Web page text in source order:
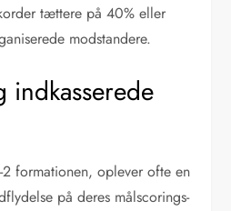
tættere på 40% eller
modstandere.
indkasserede
formationen, oplever ofte en
på deres målscorings-